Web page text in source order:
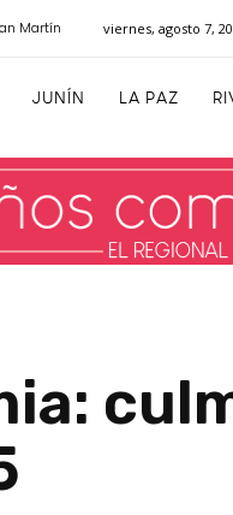
Martín viernes, agosto 7,
JUNÍN LA PAZ